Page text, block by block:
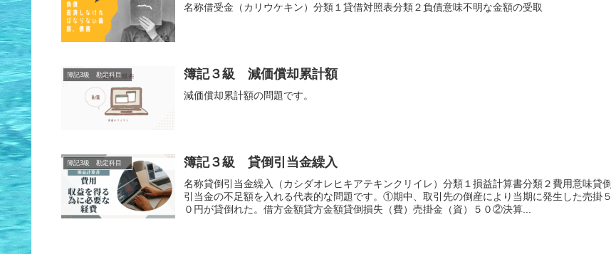
名称借受金（カリウケキン）分類１貸借対照表分類２負債意味不明な金額の受取
簿記3級 勘定科目 簿記３級 減価償却累計額
減価償却累計額の問題です。
簿記3級 勘定科目 簿記３級 貸倒引当金繰入
名称貸倒引当金繰入（カシダオレヒキアテキンクリイレ）分類１損益計算書分類２費用意味貸倒
引当金の不足額を入れる代表的な問題です。①期中、取引先の倒産により当期に発生した売掛５
０円が貸倒れた。借方金額貸方金額貸倒損失（費）売掛金（資）５０②決算...